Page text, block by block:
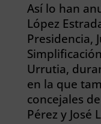
Así lo han
López
Presidencia,
Urrutia,
en la que
concejales
Pérez y José